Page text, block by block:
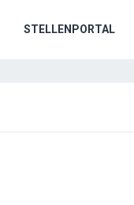
STELLENPORTAL